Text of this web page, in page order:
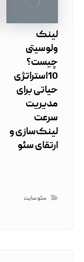
لینک
ولوسیتی
چیست؟
10استراتژی
حیاتی برای
مدیریت
سرعت
لینک‌سازی و
ارتقای سئو
سئو سایت